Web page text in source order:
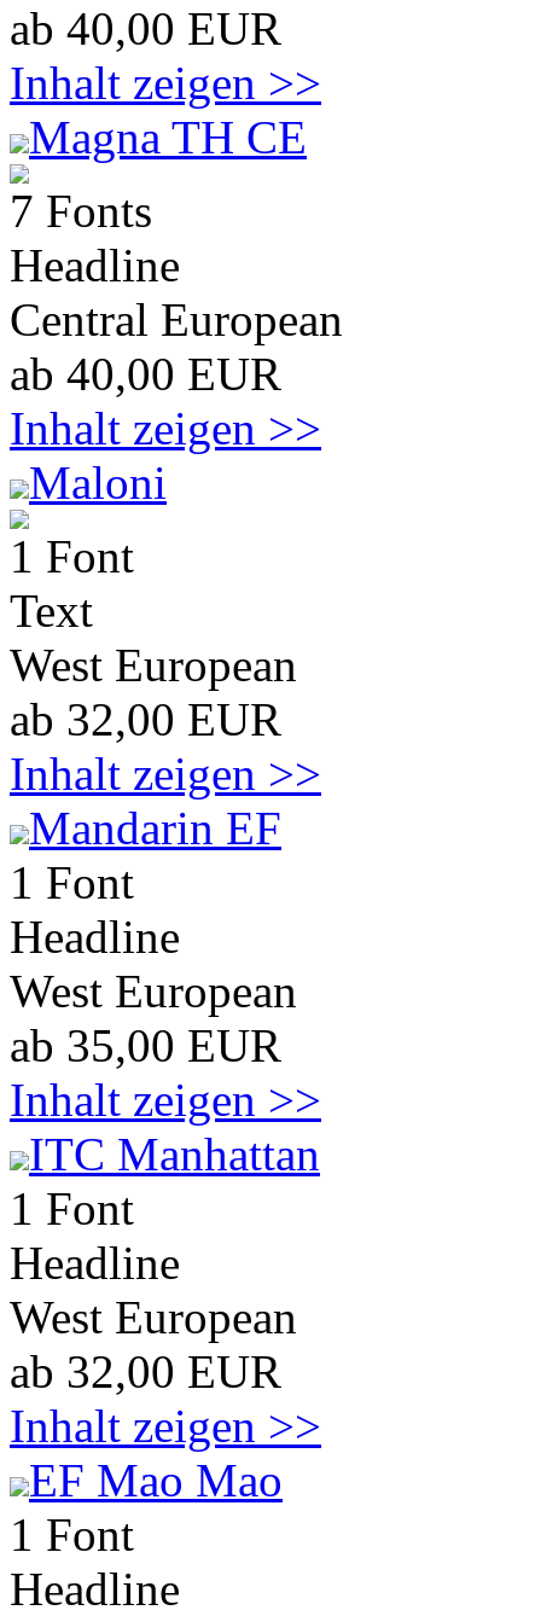
ab 40,00 EUR
Inhalt zeigen >>
Magna TH CE
7 Fonts
Headline
Central European
ab 40,00 EUR
Inhalt zeigen >>
Maloni
1 Font
Text
West European
ab 32,00 EUR
Inhalt zeigen >>
Mandarin EF
1 Font
Headline
West European
ab 35,00 EUR
Inhalt zeigen >>
ITC Manhattan
1 Font
Headline
West European
ab 32,00 EUR
Inhalt zeigen >>
EF Mao Mao
1 Font
Headline